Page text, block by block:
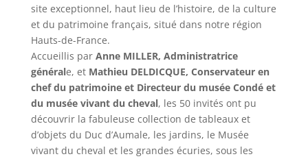
site exceptionnel, haut lieu de l’histoire, de la culture
et du patrimoine français, situé dans notre région
Hauts-de-France.
Accueillis par Anne MILLER, Administratrice
générale, et Mathieu DELDICQUE, Conservateur en
chef du patrimoine et Directeur du musée Condé et
du musée vivant du cheval, les 50 invités ont pu
découvrir la fabuleuse collection de tableaux et
d’objets du Duc d’Aumale, les jardins, le Musée
vivant du cheval et les grandes écuries, sous les